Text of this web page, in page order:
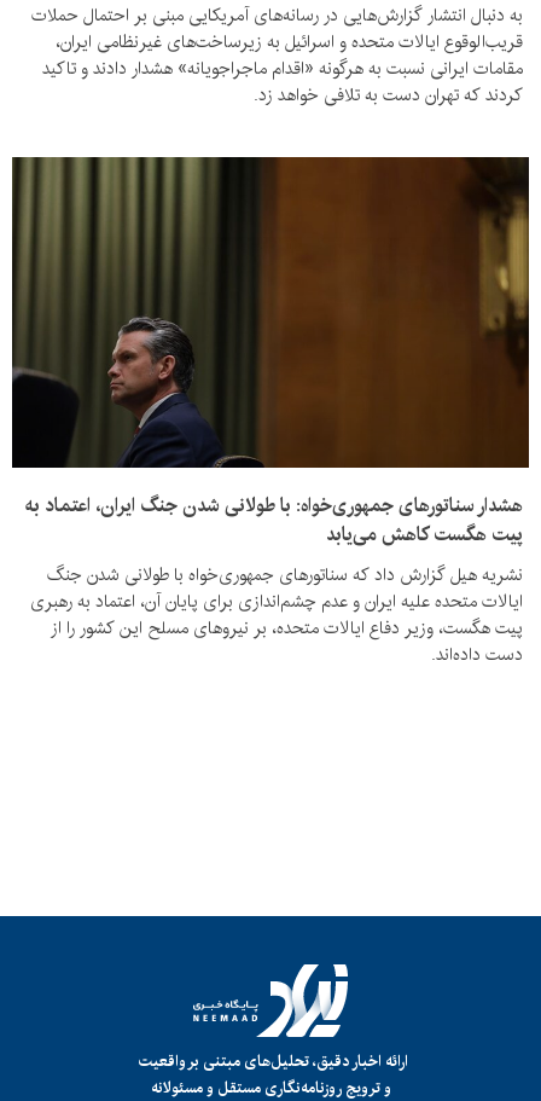
به دنبال انتشار گزارش‌هایی در رسانه‌های آمریکایی مبنی بر احتمال حملات
قریب‌الوقوع ایالات متحده و اسرائیل به زیرساخت‌های غیرنظامی ایران،
مقامات ایرانی نسبت به هرگونه «اقدام ماجراجویانه» هشدار دادند و تاکید
کردند که تهران دست به تلافی خواهد زد.
هشدار سناتورهای جمهوری‌خواه: با طولانی شدن جنگ ایران، اعتماد به
پیت هگست کاهش می‌یابد
نشریه هیل گزارش داد که سناتورهای جمهوری‌خواه با طولانی شدن جنگ
ایالات متحده علیه ایران و عدم چشم‌اندازی برای پایان آن، اعتماد به رهبری
پیت هگست، وزیر دفاع ایالات متحده، بر نیروهای مسلح این کشور را از
دست داده‌اند.
ارائه اخبار دقیق، تحلیل‌های مبتنی بر واقعیت
و ترویج روزنامه‌نگاری مستقل و مسئولانه